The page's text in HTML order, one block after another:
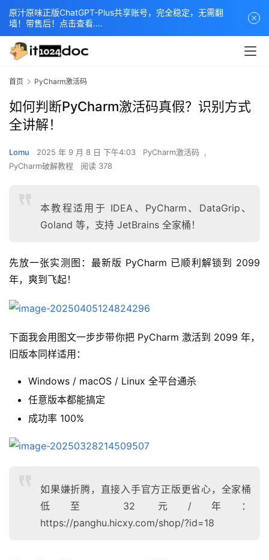
首页 PyCharm激活码
如何判断PyCharm激活码真假？识别方式
全讲解！
Lomu 2025 年 9 月 8 日 下午4:03 PyCharm激活码
,
PyCharm破解教程
阅读 378
本教程适用于 IDEA、PyCharm、DataGrip、
Goland 等，支持 JetBrains 全家桶！
先放一张实测图：最新版 PyCharm 已顺利解锁到 2099
年，爽到飞起！
下面我会用图文一步步带你把 PyCharm 激活到 2099 年，
旧版本同样适用：
Windows / macOS / Linux 全平台通杀
任意版本都能搞定
成功率 100%
如果嫌折腾，直接入手官方正版更省心，全家桶
低至 32 元/年：
https://panghu.hicxy.com/shop/?id=18
原汁原味正版ChatGPT-Plus共享账号，完全稳定，无需翻
墙！带售后！点击查看....